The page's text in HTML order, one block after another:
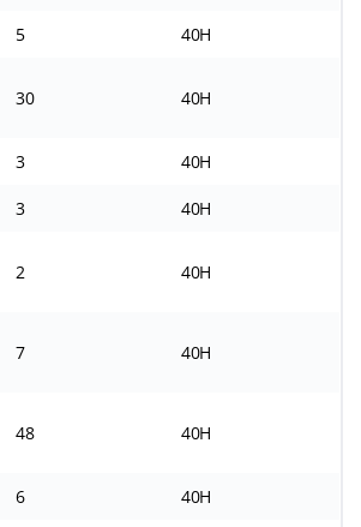
5 40H
30 40H
3 40H
3 40H
2 40H
7 40H
48 40H
6 40H